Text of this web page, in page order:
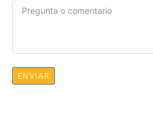
ENVIAR